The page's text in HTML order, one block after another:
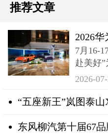
推荐文章
2026
奕境X9
7月16-
赴美好
日在深
2026-
“五座新王”岚图泰
东风柳汽第十届67